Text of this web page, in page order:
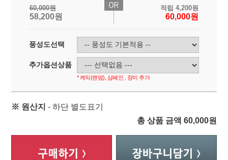
60,000원
58,200원
적립 4,200원
60,000원
풍성도선택
추가옵션상품
* 케익(랜덤), 샴페인 , 장미 추가
※ 원산지 - 하단 별도표기
총 상품 금액 60,000원